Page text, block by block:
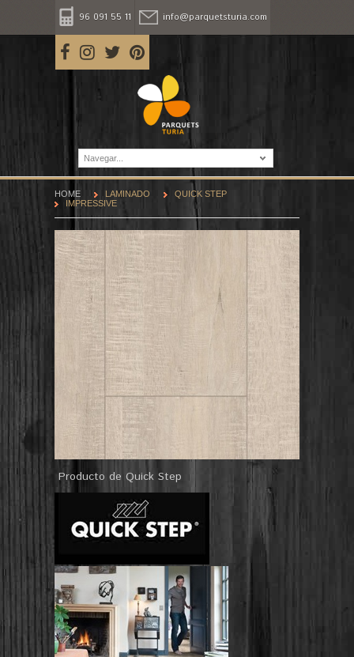
96 091 55 11 info@parquetsturia.com
Navegar...
HOME LAMINADO
QUICK STEP
IMPRESSIVE
Producto de Quick Step